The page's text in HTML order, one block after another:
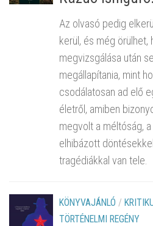
Az olvasó pedig
kerül, és még örülhet,
megvizsgálása után
megállapítania, mint
csodálatosan ad elő
életről, amiben
megvolt a méltóság,
elhibázott
tragédiákkal van tele.
KÖNYVAJÁNLÓ /
TÖRTÉNELMI REGÉNY